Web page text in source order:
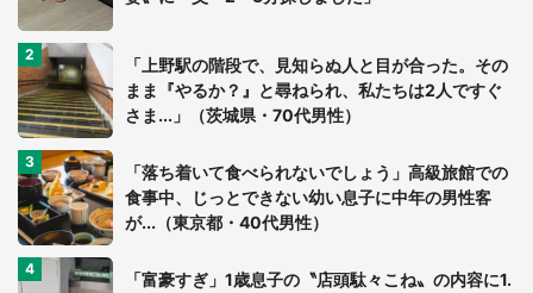
「上野駅の階段で、見知らぬ人と目が合った。その
まま『やるか？』と尋ねられ、私たちは2人ですぐ
さま...」（茨城県・70代男性）
「落ち着いて食べられないでしょう」高級旅館での
食事中、じっとできない幼い息子に中年の男性客
が...（東京都・40代男性）
「富豪すぎ」1歳息子の〝店頭駄々こね〟の内容に1.